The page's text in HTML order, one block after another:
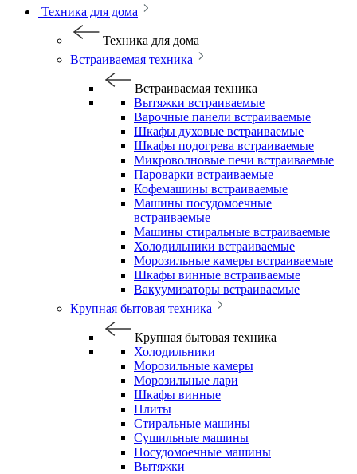
Техника для дома
Техника для дома
Встраиваемая техника
Встраиваемая техника
Вытяжки встраиваемые
Варочные панели встраиваемые
Шкафы духовые встраиваемые
Шкафы подогрева встраиваемые
Микроволновые печи встраиваемые
Пароварки встраиваемые
Кофемашины встраиваемые
Машины посудомоечные
встраиваемые
Машины стиральные встраиваемые
Холодильники встраиваемые
Морозильные камеры встраиваемые
Шкафы винные встраиваемые
Вакуумизаторы встраиваемые
Крупная бытовая техника
Крупная бытовая техника
Холодильники
Морозильные камеры
Морозильные лари
Шкафы винные
Плиты
Стиральные машины
Сушильные машины
Посудомоечные машины
Вытяжки